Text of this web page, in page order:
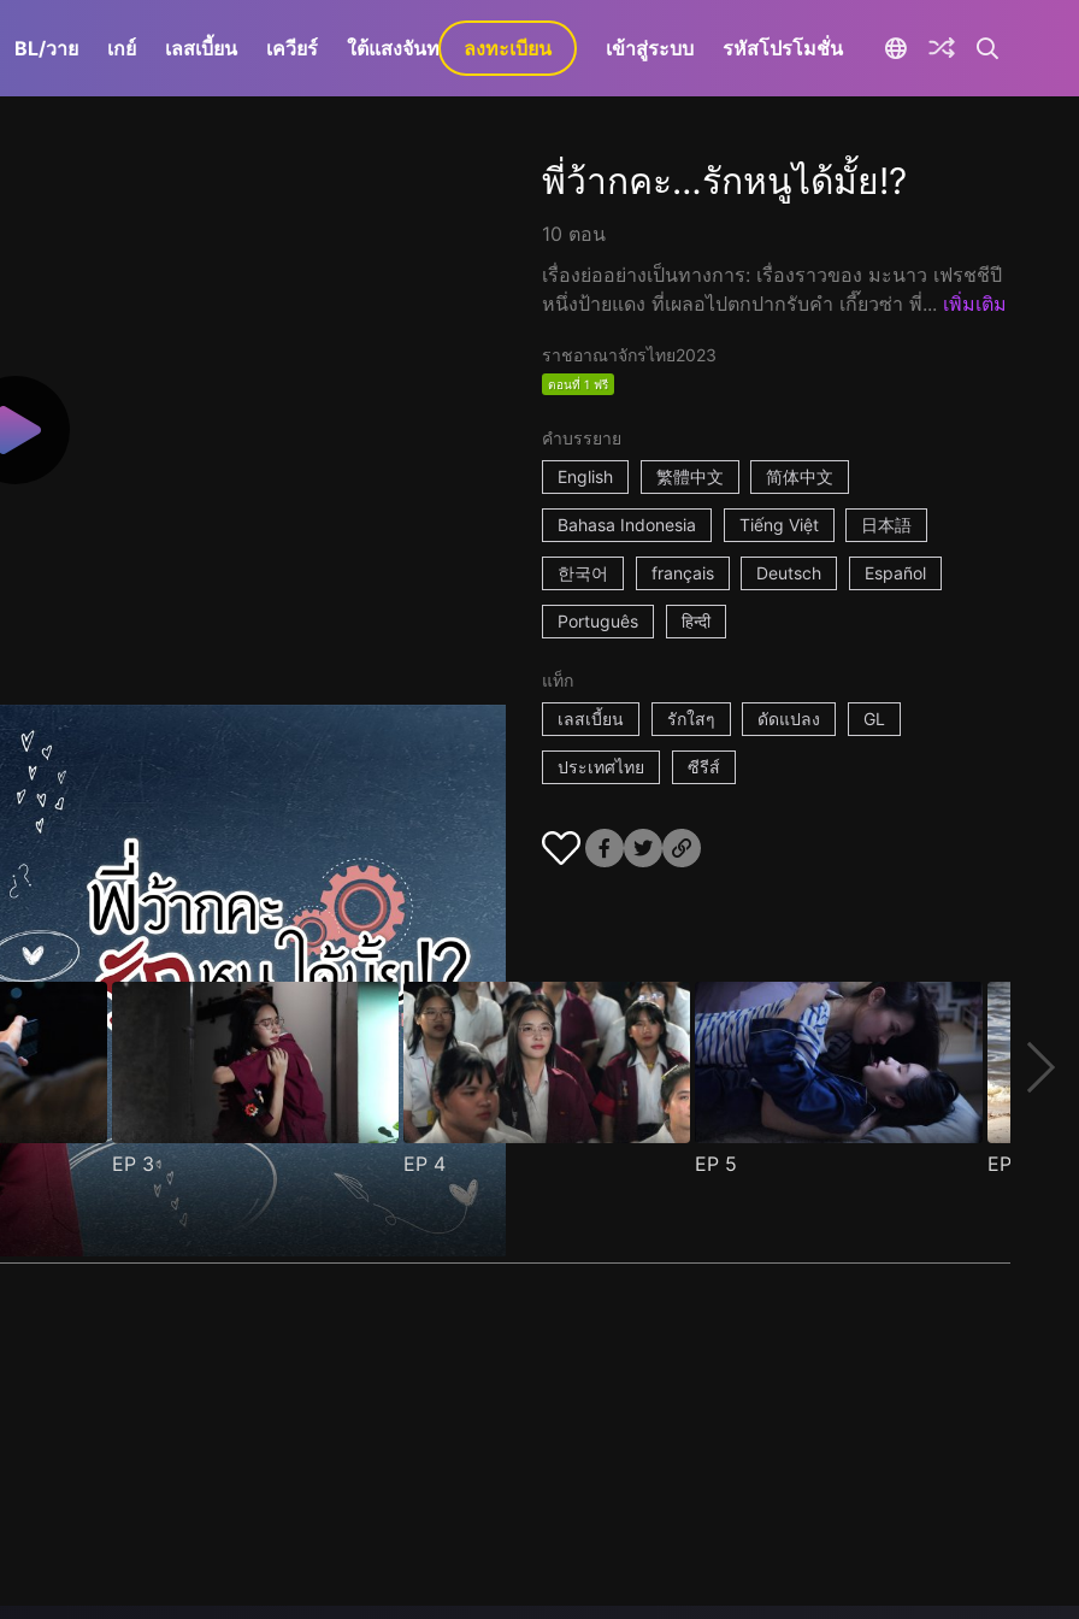
BL/วาย เกย์ เลสเบี้ยน เควียร์ ใต้แสงจันทร์ GaLa+
ลงทะเบียน เข้าสู่ระบบ รหัสโปรโมชั่น
พี่ว้ากคะ…รักหนูได้มั้ย!?
10 ตอน
เรื่องย่ออย่างเป็นทางการ: เรื่องราวของ มะนาว เฟรชชีปี
หนึ่งป้ายแดง ที่เผลอไปตกปากรับคำ เกี๊ยวซ่า พี่... เพิ่มเติม
ราชอาณาจักรไทย2023
ตอนที่ 1 ฟรี
คำบรรยาย
English
繁體中文 简体中文
Bahasa Indonesia Tiếng Việt 日本語
한국어 français Deutsch Español
Português हिन्दी
แท็ก
เลสเบี้ยน
รักใสๆ ดัดแปลง GL
ประเทศไทย ซีรีส์
EP 3 EP4 EP 5 EP